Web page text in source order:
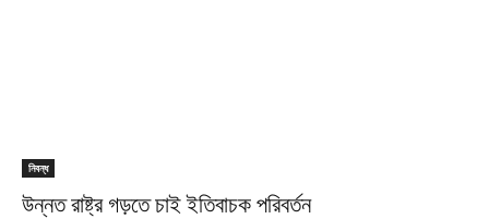
নিবন্ধ
উন্নত রাষ্ট্র গড়তে চাই ইতিবাচক পরিবর্তন